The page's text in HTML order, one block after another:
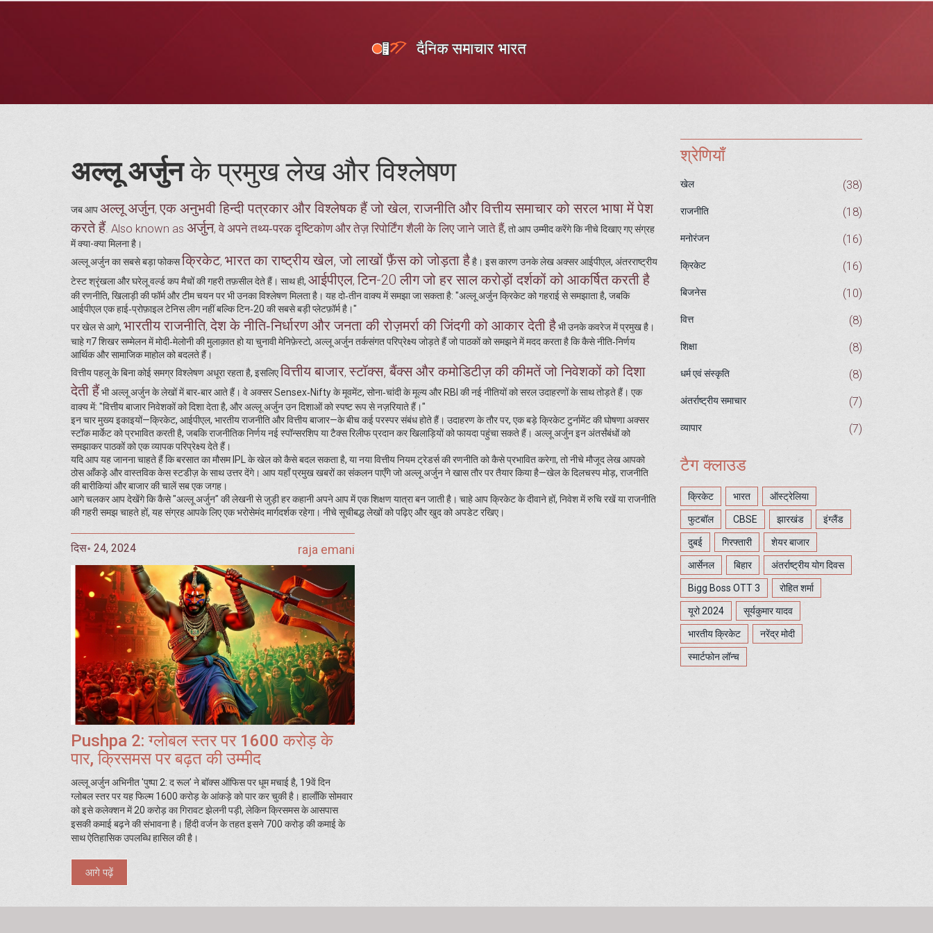
अल्लू अर्जुनके प्रमुख लेख और विश्लेषण
जब आपअल्लू अर्जुन,एक अनुभवी हिन्दी पत्रकार और विश्लेषक हैं जो खेल, राजनीति और वित्तीय समाचार को सरल भाषा में पेश
करते हैं. Also known as अर्जुन, वे अपने तथ्य‑परक दृष्टिकोण और तेज़ रिपोर्टिंग शैली के लिए जाने जाते हैं, तो आप उम्मीद करेंगे कि नीचे दिखाए गए संग्रह
में क्या-क्या मिलना है।
अल्लू अर्जुन का सबसे बड़ा फोकसक्रिकेट, भारत का राष्ट्रीय खेल, जो लाखों फ़ैंस को जोड़ता हैहै। इस कारण उनके लेख अक्सर आईपीएल, अंतरराष्ट्रीय
टेस्ट श्रृंखला और घरेलू वर्ल्ड कप मैचों की गहरी तफ़सील देते हैं। साथ ही, आईपीएल,टिन-20 लीग जो हर साल करोड़ों दर्शकों को आकर्षित करती है
की रणनीति, खिलाड़ी की फॉर्म और टीम चयन पर भी उनका विश्लेषण मिलता है। यह दो‑तीन वाक्य में समझा जा सकता है: "अल्लू अर्जुन क्रिकेट को गहराई से समझाता है, जबकि
आईपीएल एक हाई‑प्रोफ़ाइल टेनिस लीग नहीं बल्कि टिन‑20 की सबसे बड़ी प्लेटफ़ॉर्म है।"
पर खेल से आगे, भारतीय राजनीति,देश के नीति‑निर्धारण और जनता की रोज़मर्रा की जिंदगी को आकार देती हैभी उनके कवरेज में प्रमुख है।
चाहे ग7 शिखर सम्मेलन में मोदी‑मेलोनी की मुलाक़ात हो या चुनावी मेनिफ़ेस्टो, अल्लू अर्जुन तर्कसंगत परिप्रेक्ष्य जोड़ते हैं जो पाठकों को समझने में मदद करता है कि कैसे नीति‑निर्णय
आर्थिक और सामाजिक माहोल को बदलते हैं।
वित्तीय पहलू के बिना कोई समग्र विश्लेषण अधूरा रहता है, इसलिएवित्तीय बाजार,स्टॉक्स, बैंक्स और कमोडिटीज़ की कीमतें जो निवेशकों को दिशा
देती हैंभी अल्लू अर्जुन के लेखों में बार‑बार आते हैं। वे अक्सर Sensex‑Nifty के मूवमेंट, सोना‑चांदी के मूल्य और RBI की नई नीतियों को सरल उदाहरणों के साथ तोड़ते हैं। एक
वाक्य में: "वित्तीय बाजार निवेशकों को दिशा देता है, और अल्लू अर्जुन उन दिशाओं को स्पष्ट रूप से नज़रियाते हैं।"
इन चार मुख्य इकाइयों—क्रिकेट, आईपीएल, भारतीय राजनीति और वित्तीय बाजार—के बीच कई परस्पर संबंध होते हैं। उदाहरण के तौर पर, एक बड़े क्रिकेट टुर्नामेंट की घोषणा अक्सर
स्टॉक मार्केट को प्रभावित करती है, जबकि राजनीतिक निर्णय नई स्पॉन्सरशिप या टैक्स रिलीफ प्रदान कर खिलाड़ियों को फायदा पहुंचा सकते हैं। अल्लू अर्जुन इन अंतर्संबंधों को
समझाकर पाठकों को एक व्यापक परिप्रेक्ष्य देते हैं।
यदि आप यह जानना चाहते हैं कि बरसात का मौसम IPL के खेल को कैसे बदल सकता है, या नया वित्तीय नियम ट्रेडर्स की रणनीति को कैसे प्रभावित करेगा, तो नीचे मौजूद लेख आपको
ठोस आँकड़े और वास्तविक केस स्टडीज़ के साथ उत्तर देंगे। आप यहाँ प्रमुख खबरों का संकलन पाएँगे जो अल्लू अर्जुन ने खास तौर पर तैयार किया है—खेल के दिलचस्प मोड़, राजनीति
की बारीकियां और बाजार की चालें सब एक जगह।
आगे चलकर आप देखेंगे कि कैसे "अल्लू अर्जुन" की लेखनी से जुड़ी हर कहानी अपने आप में एक शिक्षण यात्रा बन जाती है। चाहे आप क्रिकेट के दीवाने हों, निवेश में रुचि रखें या राजनीति
की गहरी समझ चाहते हों, यह संग्रह आपके लिए एक भरोसेमंद मार्गदर्शक रहेगा। नीचे सूचीबद्ध लेखों को पढ़िए और खुद को अपडेट रखिए।
दिस॰ 24, 2024 raja emani
Pushpa 2: ग्लोबल स्तर पर 1600 करोड़ के
पार, क्रिसमस पर बढ़त की उम्मीद
अल्लू अर्जुन अभिनीत 'पुष्पा 2: द रूल' ने बॉक्स ऑफिस पर धूम मचाई है, 19वें दिन
ग्लोबल स्तर पर यह फिल्म 1600 करोड़ के आंकड़े को पार कर चुकी है। हालाँकि सोमवार
को इसे कलेक्शन में 20 करोड़ का गिरावट झेलनी पड़ी, लेकिन क्रिसमस के आसपास
इसकी कमाई बढ़ने की संभावना है। हिंदी वर्जन के तहत इसने 700 करोड़ की कमाई के
साथ ऐतिहासिक उपलब्धि हासिल की है।
आगे पढ़ें
श्रेणियाँ
खेल (38)
राजनीति (18)
मनोरंजन (16)
क्रिकेट (16)
बिजनेस (10)
वित्त (8)
शिक्षा (8)
धर्म एवं संस्कृति (8)
अंतर्राष्ट्रीय समाचार (7)
व्यापार (7)
टैग क्लाउड
क्रिकेट भारत ऑस्ट्रेलिया
फुटबॉल CBSE झारखंड इंग्लैंड
दुबई गिरफ्तारी शेयर बाजार
आर्सेनल बिहार अंतर्राष्ट्रीय योग दिवस
Bigg Boss OTT 3 रोहित शर्मा
यूरो 2024 सूर्यकुमार यादव
भारतीय क्रिकेट नरेंद्र मोदी
स्मार्टफोन लॉन्च